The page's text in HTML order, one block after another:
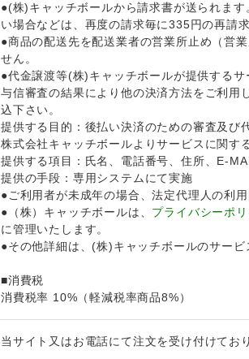
●(株)キャッチボールから請求書が送られま
い場合などは、再度の請求毎に335円の再請
●商品の配送先を配送業者の営業所止め（営
せん。
●代金譲渡等(株)キャッチボールが提供するサ
与信審査の結果により他の決済方法をご利用
込下さい。
提供する目的：後払い決済のための審査及び
株式会社キャッチボールよりサービスに関す
提供する項目：氏名、電話番号、住所、
提供の手段：専用システムにて実施
●ご利用者が未成年の場合、法定代理人の利用
●（株）キャッチボールは、 プライバシーポ
に管理いたします。
●その他詳細は、(株)キャッチボールのサービ
■消費税
消費税率 10%（軽減税率商品8%）
当サイト又はお電話にて注文を受け付けてお